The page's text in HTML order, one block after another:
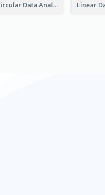
Bar And Circular Data Analysis